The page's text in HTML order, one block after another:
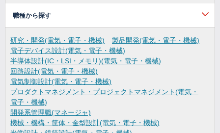
職種から探す
研究・開発(電気・電子・機械)
製品開発(電気・電子・機械)
電子デバイス設計(電気・電子・機械)
半導体設計(IC・LSI・メモリ)(電気・電子・機械)
回路設計(電気・電子・機械)
電気制御設計(電気・電子・機械)
プロダクトマネジメント・プロジェクトマネジメント(電気・
電子・機械)
開発系管理職(マネージャ)
機械・機構・筐体・金型設計(電気・電子・機械)